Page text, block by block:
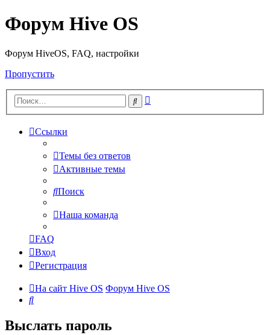
Форум Hive OS
Форум HiveOS, FAQ, настройки
Пропустить
Поиск
Ссылки
Темы без ответов
Активные темы
Поиск
Наша команда
FAQ
Вход
Регистрация
На сайт Hive OS Форум Hive OS
Поиск
Выслать пароль